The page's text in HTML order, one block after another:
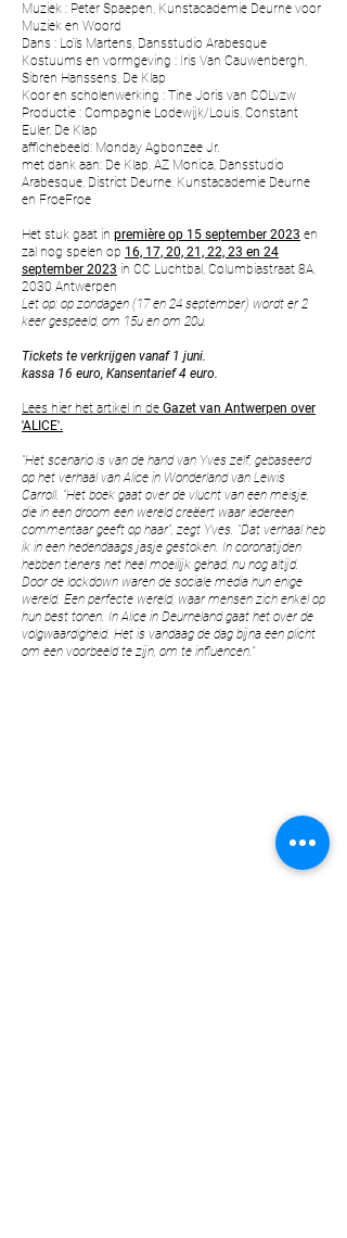
Muziek : Peter Spaepen, Kunstacademie Deurne voor
Muziek en Woord
Dans : Loïs Martens, Dansstudio Arabesque
Kostuums en vormgeving : Iris Van Cauwenbergh,
Sibren Hanssens, De Klap
Koor en scholenwerking : Tine Joris van COLvzw
Productie : Compagnie Lodewijk/Louis, Constant
Euler, De Klap
affichebeeld: Monday Agbonzee Jr.
met dank aan: De Klap, AZ Monica, Dansstudio
Arabesque, District Deurne, Kunstacademie Deurne
en FroeFroe
Het stuk gaat in première op 15 september 2023 en
zal nog spelen op 16, 17, 20, 21, 22, 23 en 24
september 2023 in CC Luchtbal, Columbiastraat 8A,
2030 Antwerpen
Let op: op zondagen (17 en 24 september) wordt er 2
keer gespeeld, om 15u en om 20u.
Tickets te verkrijgen vanaf 1 juni.
kassa 16 euro, Kansentarief 4 euro.
Lees hier het artikel in de Gazet van Antwerpen over
'ALICE'.
"Het scenario is van de hand van Yves zelf, gebaseerd
op het verhaal van Alice in Wonderland van Lewis
Carroll. “Het boek gaat over de vlucht van een meisje,
die in een droom een wereld creëert waar iedereen
commentaar geeft op haar”, zegt Yves. “Dat verhaal heb
ik in een hedendaags jasje gestoken. In coronatijden
hebben tieners het heel moeilijk gehad, nu nog altijd.
Door de lockdown waren de sociale media hun enige
wereld. Een perfecte wereld, waar mensen zich enkel op
hun best tonen. In Alice in Deurneland gaat het over de
volgwaardigheid. Het is vandaag de dag bijna een plicht
om een voorbeeld te zijn, om te influencen.”